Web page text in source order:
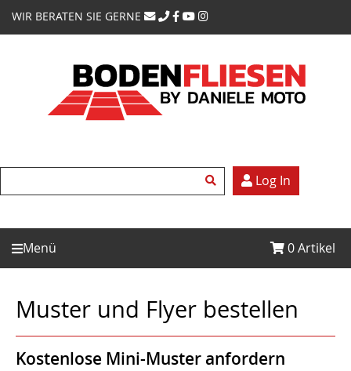
WIR BERATEN SIE GERNE
Log In
Menü 0Artikel
Muster und Flyer bestellen
Kostenlose Mini-Muster anfordern